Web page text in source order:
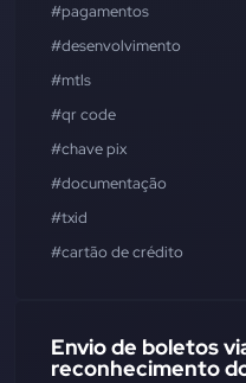
#pagamentos
#desenvolvimento
#mtls
#qr code
#chave pix
#documentação
#txid
#cartão de crédito
Envio de boletos
reconhecimento